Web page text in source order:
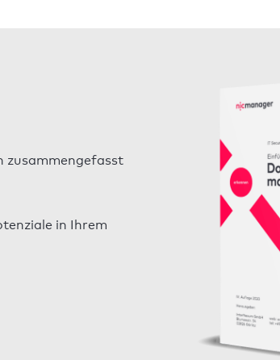
zusammengefasst
in Ihrem